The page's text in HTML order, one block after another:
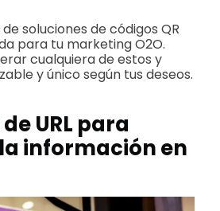
soluciones de códigos QR
para tu marketing O2O.
cualquiera de estos y
y único según tus deseos.
URL para
información en